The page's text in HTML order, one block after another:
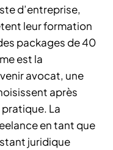
d’entreprise,
leur formation
packages de 40
est la
avocat, une
après
La
en tant que
juridique